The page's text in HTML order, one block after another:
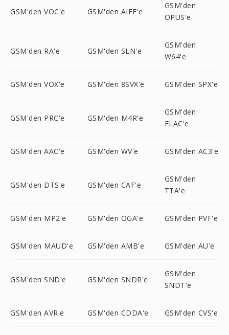
GSM'den VOC'e GSM'den AIFF'e
GSM'den
OPUS'e
GSM'den RA'e GSM'den SLN'e
GSM'den
W64'e
GSM'den VOX'e GSM'den 8SVX'e GSM'den SPX'e
GSM'den PRC'e GSM'den M4R'e
GSM'den
FLAC'e
GSM'den AAC'e GSM'den WV'e GSM'den AC3'e
GSM'den DTS'e GSM'den CAF'e
GSM'den
TTA'e
GSM'den MP2'e GSM'den OGA'e GSM'den PVF'e
GSM'den MAUD'e GSM'den AMB'e GSM'den AU'e
GSM'den SND'e GSM'den SNDR'e
GSM'den
SNDT'e
GSM'den AVR'e GSM'den CDDA'e GSM'den CVS'e